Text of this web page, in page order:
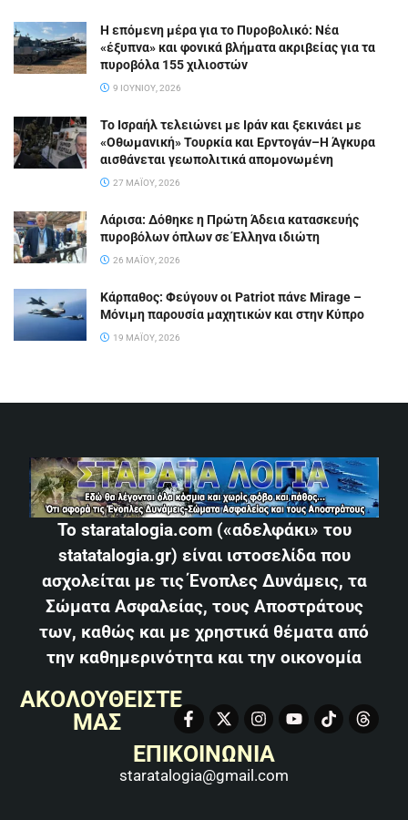
Η επόμενη μέρα για το Πυροβολικό: Νέα
«έξυπνα» και φονικά βλήματα ακριβείας για τα
πυροβόλα 155 χιλιοστών
9 ΙΟΥΝΊΟΥ, 2026
Το Ισραήλ τελειώνει με Ιράν και ξεκινάει με
«Οθωμανική» Τουρκία και Ερντογάν–Η Άγκυρα
αισθάνεται γεωπολιτικά απομονωμένη
27 ΜΑΪ́ΟΥ, 2026
Λάρισα: Δόθηκε η Πρώτη Άδεια κατασκευής
πυροβόλων όπλων σε Έλληνα ιδιώτη
26 ΜΑΪ́ΟΥ, 2026
Κάρπαθος: Φεύγουν οι Patriot πάνε Mirage –
Μόνιμη παρουσία μαχητικών και στην Κύπρο
19 ΜΑΪ́ΟΥ, 2026
Το staratalogia.com («αδελφάκι» του
statatalogia.gr) είναι ιστοσελίδα που
ασχολείται με τις Ένοπλες Δυνάμεις, τα
Σώματα Ασφαλείας, τους Αποστράτους
των, καθώς και με χρηστικά θέματα από
την καθημερινότητα και την οικονομία
ΑΚΟΛΟΥΘΕΙΣΤΕ
ΜΑΣ
ΕΠΙΚΟΙΝΩΝΙΑ
staratalogia@gmail.com